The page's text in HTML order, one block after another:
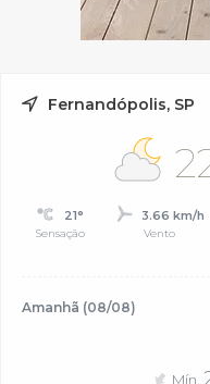
Fernandópolis, SP
21°
Sensação
3.66 km/h
Vento
Amanhã (08/08)
Mín.